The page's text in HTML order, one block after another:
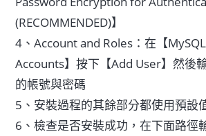
(RECOMMENDED)】
4、Account and Roles：在【
Accounts】按下【Add User】然後
的帳號與密碼
5、安裝過程的其餘部分都使用預設
6、檢查是否安裝成功，在下面路徑